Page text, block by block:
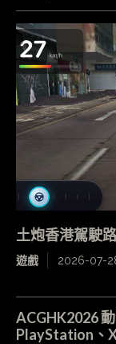
土炮香港駕駛
遊戲 2026-07-
ACGHK2026
PlayStation、